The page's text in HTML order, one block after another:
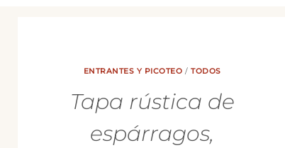
ENTRANTES Y PICOTEO /TODOS
Tapa rústica de
espárragos,